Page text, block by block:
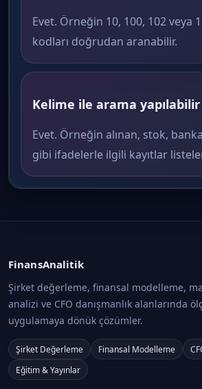
Evet. Örneğin 10, 100, 102 veya
kodları doğrudan aranabilir.
Kelime ile arama
Evet. Örneğin alınan, stok,
gibi ifadelerle ilgili kayıtlar
FinansAnalitik
Şirket değerleme, finansal modelleme,
analizi ve CFO danışmanlık alanlarında
uygulamaya dönük çözümler.
Şirket Değerleme Finansal Modelleme
Eğitim & Yayınlar